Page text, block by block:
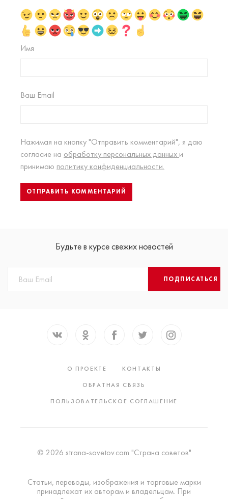
Имя
Ваш Email
Нажимая на кнопку "Отправить комментарий", я даю
согласие на обработку персональных данных и
принимаю политику конфиденциальности.
Будьте в курсе свежих новостей
ПОДПИСАТЬСЯ
О ПРОЕКТЕ
КОНТАКТЫ
ОБРАТНАЯ СВЯЗЬ
ПОЛЬЗОВАТЕЛЬСКОЕ СОГЛАШЕНИЕ
© 2026 strana-sovetov.com "Страна советов"
Статьи, переводы, изображения и торговые марки
принадлежат их авторам и владельцам. При